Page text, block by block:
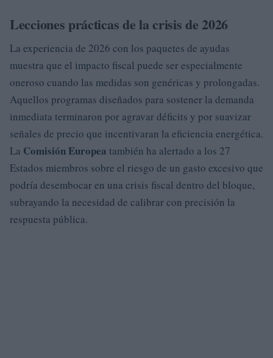
Lecciones prácticas de la crisis de 2026
La experiencia de 2026 con los paquetes de ayudas
muestra que el impacto fiscal puede ser especialmente
oneroso cuando las medidas son genéricas y prolongadas.
Aquellos programas diseñados para sostener la demanda
inmediata terminaron por agravar déficits y por suavizar
señales de precio que incentivaran la eficiencia energética.
La Comisión Europea también ha alertado a los 27
Estados miembros sobre el riesgo de un gasto excesivo que
podría desembocar en una crisis fiscal dentro del bloque,
subrayando la necesidad de calibrar con precisión la
respuesta pública.